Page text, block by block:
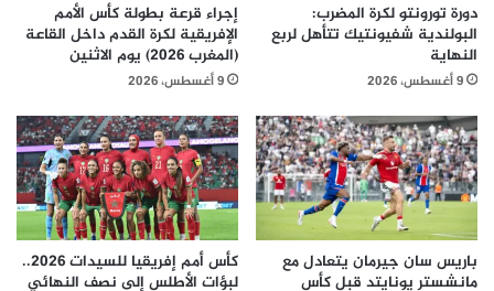
دورة تورونتو لكرة المضرب:
البولندية شفيونتيك تتأهل لربع
النهاية
9 أغسطس، 2026
إجراء قرعة بطولة كأس الأمم
الإفريقية لكرة القدم داخل القاعة
(المغرب 2026) يوم الاثنين
9 أغسطس، 2026
باريس سان جيرمان يتعادل مع
مانشستر يونايتد قبل كأس
كأس أمم إفريقيا للسيدات 2026..
لبؤات الأطلس إلى نصف النهائي